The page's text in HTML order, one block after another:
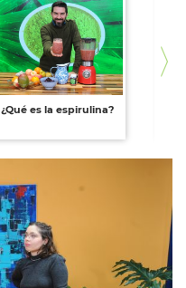
¿Qué es la espirulina?